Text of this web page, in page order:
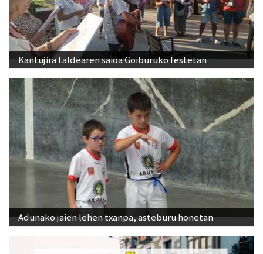
Kantujira taldearen saioa Goiburuko festetan
Adunako jaien lehen txanpa, asteburu honetan